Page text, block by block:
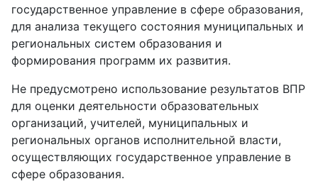
государственное управление в сфере образования,
для анализа текущего состояния муниципальных и
региональных систем образования и
формирования программ их развития.
Не предусмотрено использование результатов ВПР
для оценки деятельности образовательных
организаций, учителей, муниципальных и
региональных органов исполнительной власти,
осуществляющих государственное управление в
сфере образования.